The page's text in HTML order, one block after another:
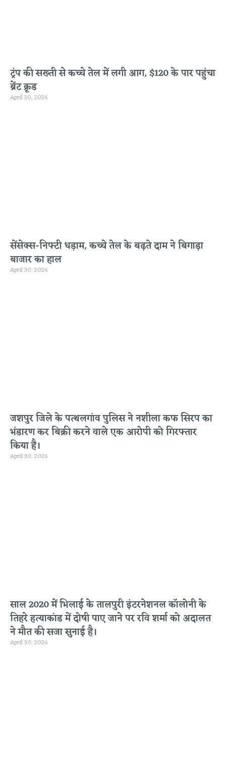
ट्रंप की सख्ती से कच्चे तेल में लगी आग, $120 के पार पहुंचा
ब्रेंट क्रूड
April 30, 2026
सेंसेक्स-निफ्टी धड़ाम, कच्चे तेल के बढ़ते दाम ने बिगाड़ा
बाजार का हाल
April 30, 2026
जशपुर जिले के पत्थलगांव पुलिस ने नशीला कफ सिरप का
भंडारण कर बिक्री करने वाले एक आरोपी को गिरफ्तार
किया है।
April 30, 2026
साल 2020 में भिलाई के तालपुरी इंटरनेशनल कॉलोनी के
तिहरे हत्याकांड में दोषी पाए जाने पर रवि शर्मा को अदालत
ने मौत की सजा सुनाई है।
April 30, 2026